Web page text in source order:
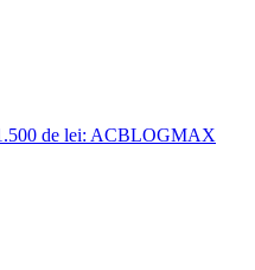
de lei: ACBLOGMAX